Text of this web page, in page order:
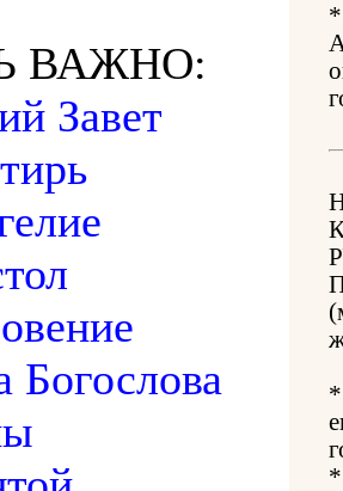
ВАЖНО:
Завет
Богослова